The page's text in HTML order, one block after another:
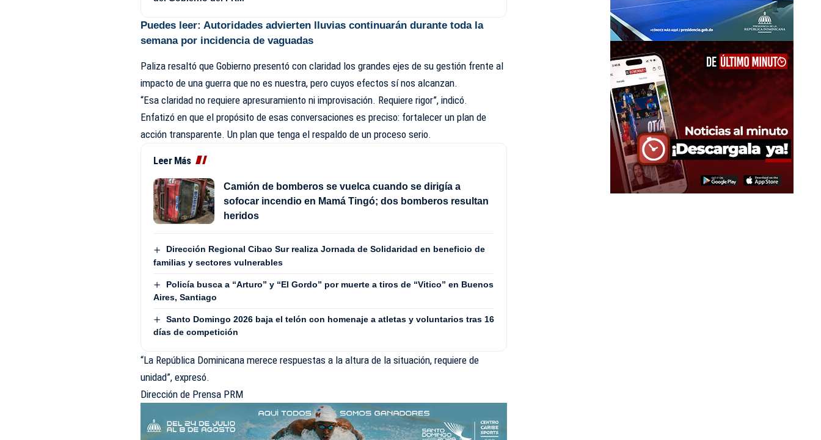
Puedes leer: Autoridades advierten lluvias continuarán durante toda la
semana por incidencia de vaguadas
Paliza resaltó que Gobierno presentó con claridad los grandes ejes de su gestión frente al
impacto de una guerra que no es nuestra, pero cuyos efectos sí nos alcanzan.
“Esa claridad no requiere apresuramiento ni improvisación. Requiere rigor”, indicó.
Enfatizó en que el propósito de esas conversaciones es preciso: fortalecer un plan de
acción transparente. Un plan que tenga el respaldo de un proceso serio.
Leer Más
Camión de bomberos se vuelca cuando se dirigía a
sofocar incendio en Mamá Tingó; dos bomberos resultan
heridos
Dirección Regional Cibao Sur realiza Jornada de Solidaridad en beneficio de
familias y sectores vulnerables
Policía busca a “Arturo” y “El Gordo” por muerte a tiros de “Vitico” en Buenos
Aires, Santiago
Santo Domingo 2026 baja el telón con homenaje a atletas y voluntarios tras 16
días de competición
“La República Dominicana merece respuestas a la altura de la situación, requiere de
unidad”, expresó.
Dirección de Prensa PRM